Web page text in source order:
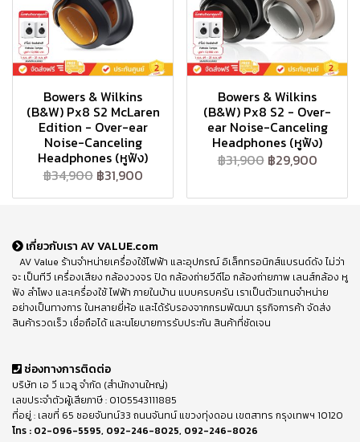
Bowers & Wilkins
(B&W) Px8 S2 McLaren
Edition - Over-ear
Noise-Canceling
Headphones (หูฟัง)
฿34,900 ฿31,900
Bowers & Wilkins
(B&W) Px8 S2 - Over-
ear Noise-Canceling
Headphones (หูฟัง)
฿31,900 ฿29,900
เกี่ยวกับเรา AV VALUE.com
AV Value ร้านจำหน่ายเครื่องใช้ไฟฟ้า และอุปกรณ์ อิเล็กทรอนิกส์แบรนด์ดัง ไม่ว่า
จะ เป็นทีวี เครื่องเสียง กล้องวงจร ปิด กล้องถ่ายวีดีโอ กล้องถ่ายภาพ เลนส์กล้อง หู
ฟัง ลำโพง และเครื่องใช้ ไฟฟ้า ภายในบ้าน แบบครบครัน เราเป็นตัวแทนจำหน่าย
อย่างเป็นทางการ ในหลายยี่ห้อ และได้รับรองจากกรมพัฒนา ธุรกิจการค้า จัดส่ง
สินค้ารวดเร็ว เชื่อถือได้ และนโยบายการรับประกัน สินค้าที่ชัดเจน
ช่องทางการติดต่อ
บริษัท เอ วี แวลู จำกัด (สำนักงานใหญ่)
เลขประจำตัวผู้เสียภาษี : 0105543111885
ที่อยู่ : เลขที่ 65 ซอยจันทน์33 ถนนจันทน์ แขวงทุ่งดอน เขตสาทร กรุงเทพฯ 10120
โทร : 02-096-5595, 092-246-8025, 092-246-8026